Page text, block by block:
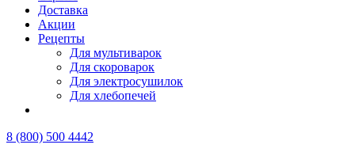
Доставка
Акции
Рецепты
Для мультиварок
Для скороварок
Для электросушилок
Для хлебопечей
8 (800) 500 4442